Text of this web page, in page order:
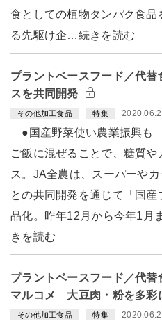
食としての植物タンパク食品
る先駆け企…続きを読む
プラントベースフード／代
スを共同開発
その他加工食品 特集
●国産野菜使い農業振興も
ご飯に混ぜることで、糖質
ス。JA全農は、スーパーや
との共同開発を通じて「国
品化。昨年12月から今年1月
きを読む
プラントベースフード／代替
マルコメ 大豆肉・粉を多彩
その他加工食品 特集